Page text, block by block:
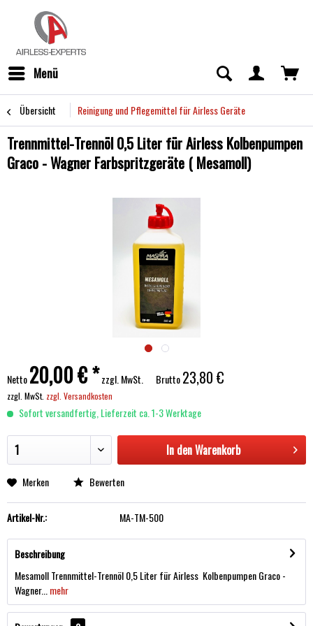
Menü
Übersicht Reinigung und Pflegemittel für Airless Geräte
Trennmittel-Trennöl 0,5 Liter für Airless Kolbenpumpen
Graco - Wagner Farbspritzgeräte ( Mesamoll)
Netto20,00 € *zzgl. MwSt. Brutto23,80 €
zzgl. MwSt. zzgl. Versandkosten
Sofort versandfertig, Lieferzeit ca. 1-3 Werktage
In denWarenkorb
Merken Bewerten
Artikel-Nr.: MA-TM-500
Beschreibung
Mesamoll Trennmittel-Trennöl 0,5 Liter für Airless Kolbenpumpen Graco -
Wagner... mehr